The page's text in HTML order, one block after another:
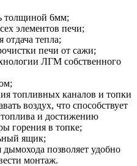
толщиной 6мм;
элементов печи;
тепла;
печи от сажи;
ЛГМ собственного
топливных каналов и топки
воздух, что способствует
и достижению
горения в топке;
ящик;
позволяет удобно
монтаж.